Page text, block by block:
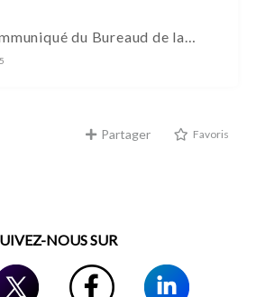
du Bureaud de la…
Partager Favoris
NOUS SUR